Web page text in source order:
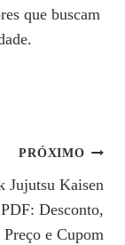
que buscam
PRÓXIMO
Jujutsu Kaisen
Desconto,
Preço e Cupom